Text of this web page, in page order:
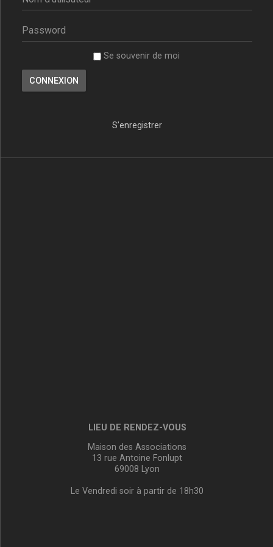
Se souvenir de moi
S’enregistrer
LIEU DE RENDEZ-VOUS
Maison des Associations
13 rue Antoine Fonlupt
69008 Lyon
Le Vendredi soir à partir de 18h30